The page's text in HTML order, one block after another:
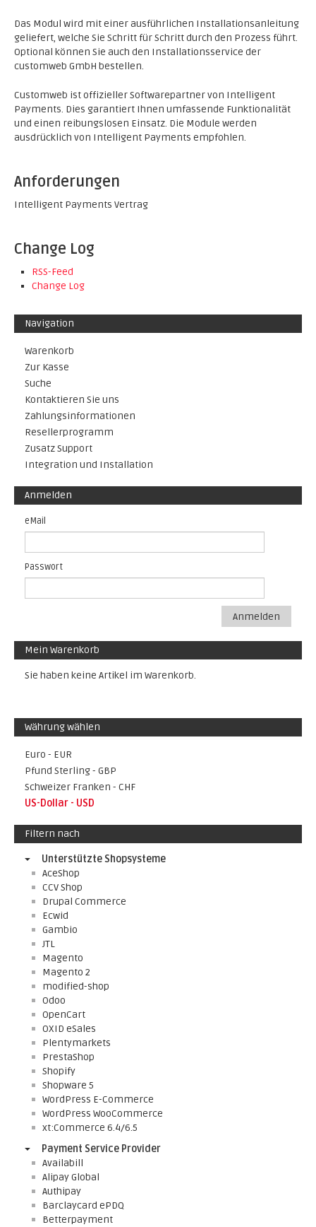
Das Modul wird mit einer ausführlichen Installationsanleitung
geliefert, welche Sie Schritt für Schritt durch den Prozess führt.
Optional können Sie auch den Installationsservice der
customweb GmbH bestellen.
Customweb ist offizieller Softwarepartner von Intelligent
Payments. Dies garantiert Ihnen umfassende Funktionalität
und einen reibungslosen Einsatz. Die Module werden
ausdrücklich von Intelligent Payments empfohlen.
Anforderungen
Intelligent Payments Vertrag
Change Log
RSS-Feed
Change Log
Navigation
Warenkorb
Zur Kasse
Suche
Kontaktieren Sie uns
Zahlungsinformationen
Resellerprogramm
Zusatz Support
Integration und Installation
Anmelden
eMail
Passwort
Anmelden
Mein Warenkorb
Sie haben keine Artikel im Warenkorb.
Währung wählen
Euro - EUR
Pfund Sterling - GBP
Schweizer Franken - CHF
US-Dollar - USD
Filtern nach
Unterstützte Shopsysteme
AceShop
CCV Shop
Drupal Commerce
Ecwid
Gambio
JTL
Magento
Magento 2
modified-shop
Odoo
OpenCart
OXID eSales
Plentymarkets
PrestaShop
Shopify
Shopware 5
WordPress E-Commerce
WordPress WooCommerce
xt:Commerce 6.4/6.5
Payment Service Provider
Availabill
Alipay Global
Authipay
Barclaycard ePDQ
Betterpayment